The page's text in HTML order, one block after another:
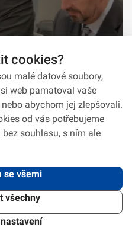
poskytovány v souladu se zákonem
4.6.3
cookies?
malé datové soubory,
web pamatoval vaše
abychom jej zlepšovali.
od vás potřebujeme
souhlasu, s ním ale
se všemi
všechny